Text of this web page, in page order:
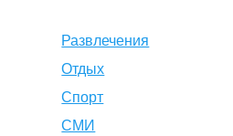
Развлечения
Отдых
Спорт
СМИ